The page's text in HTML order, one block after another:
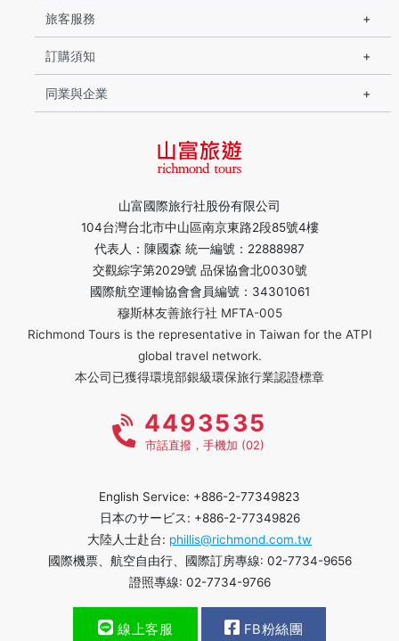
山富國際旅行社股份有限公司
104台灣台北市中山區南京東路2段85號4樓
代表人：陳國森 統一編號：22888987
交觀綜字第2029號 品保協會北0030號
國際航空運輸協會會員編號：34301061
穆斯林友善旅行社 MFTA-005
Richmond Tours is the representative in Taiwan for the ATPI
global travel network.
本公司已獲得環境部銀級環保旅行業認證標章
旅客服務
訂購須知
同業與企業
4493535
市話直撥，手機加 (02)
English Service: +886-2-77349823
日本のサービス: +886-2-77349826
大陸人士赴台: phillis@richmond.com.tw
國際機票、航空自由行、國際訂房專線: 02-7734-9656
證照專線: 02-7734-9766
線上客服 FB粉絲團